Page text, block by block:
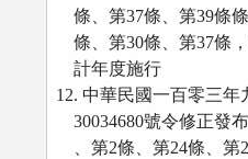
條、第37條、第39條
條、第30條、第37條
計年度施行
12. 中華民國一百零三
30034680號令修正發
、第2條、第24條、第